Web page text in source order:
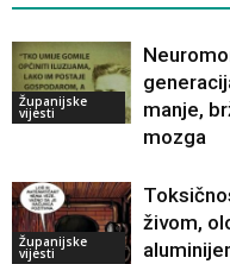
Županijske
vijesti
manje,
mozga
Županijske
vijesti
živom,